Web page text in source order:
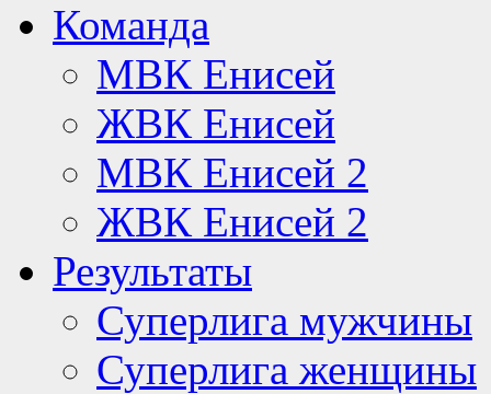
Команда
МВК Енисей
ЖВК Енисей
МВК Енисей 2
ЖВК Енисей 2
Результаты
Суперлига мужчины
Суперлига женщины